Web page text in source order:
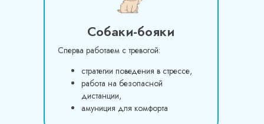
Сперва работаем с тревогой:
стратегии поведения в стрессе,
работа на безопасной
дистанции,
амуниция для комфорта
Собаки-бояки